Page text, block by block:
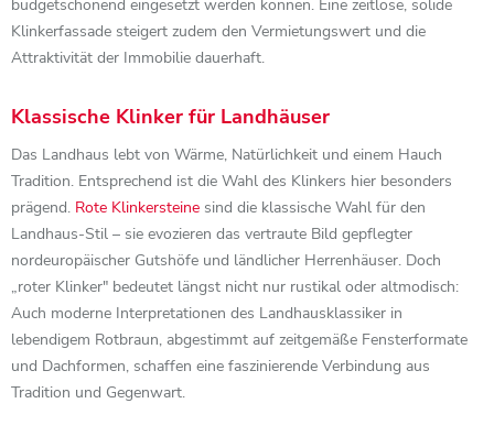
budgetschonend eingesetzt werden können. Eine zeitlose, solide
Klinkerfassade steigert zudem den Vermietungswert und die
Attraktivität der Immobilie dauerhaft.
Klassische Klinker für Landhäuser
Das Landhaus lebt von Wärme, Natürlichkeit und einem Hauch
Tradition. Entsprechend ist die Wahl des Klinkers hier besonders
prägend. Rote Klinkersteine sind die klassische Wahl für den
Landhaus-Stil – sie evozieren das vertraute Bild gepflegter
nordeuropäischer Gutshöfe und ländlicher Herrenhäuser. Doch
„roter Klinker" bedeutet längst nicht nur rustikal oder altmodisch:
Auch moderne Interpretationen des Landhausklassiker in
lebendigem Rotbraun, abgestimmt auf zeitgemäße Fensterformate
und Dachformen, schaffen eine faszinierende Verbindung aus
Tradition und Gegenwart.